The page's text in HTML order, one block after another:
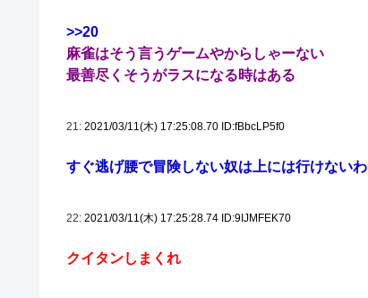
>>20
麻雀はそう言うゲームやからしゃーない
最善尽くそうがラスになる時はある
21: 2021/03/11(木) 17:25:08.70 ID:fBbcLP5f0
すぐ逃げ腰で冒険しない奴は上には行けないわ
22: 2021/03/11(木) 17:25:28.74 ID:9IJMFEK70
クイタンしまくれ